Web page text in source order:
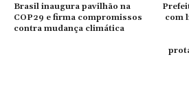
Brasil inaugura pavilhão na
COP29 e firma compromissos
contra mudança climática
com